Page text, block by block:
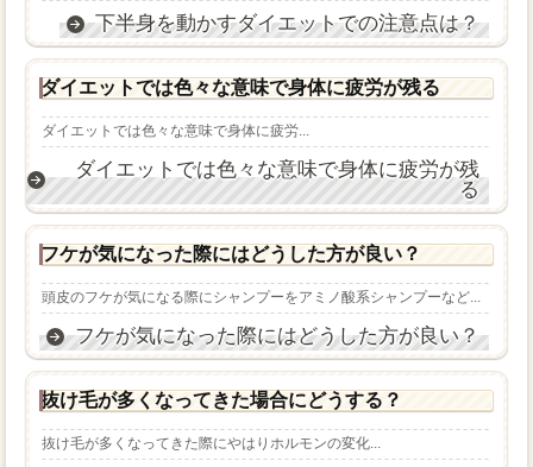
下半身を動かすダイエットでの注意点は？
ダイエットでは色々な意味で身体に疲労が残る
ダイエットでは色々な意味で身体に疲労...
ダイエットでは色々な意味で身体に疲労が残
る
フケが気になった際にはどうした方が良い？
頭皮のフケが気になる際にシャンプーをアミノ酸系シャンプーなど...
フケが気になった際にはどうした方が良い？
抜け毛が多くなってきた場合にどうする？
抜け毛が多くなってきた際にやはりホルモンの変化...